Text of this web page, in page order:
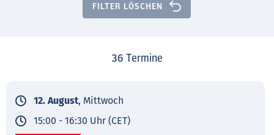
FILTER LÖSCHEN
36 Termine
12. August, Mittwoch
15:00 - 16:30 Uhr (CET)